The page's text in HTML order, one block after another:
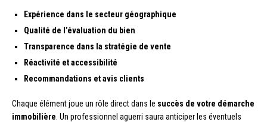
Expérience dans le secteur géographique
Qualité de l’évaluation du bien
Transparence dans la stratégie de vente
Réactivité et accessibilité
Recommandations et avis clients
Chaque élément joue un rôle direct dans le succès de votre démarche
immobilière . Un professionnel aguerri saura anticiper les éventuels